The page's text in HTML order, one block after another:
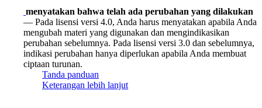
menyatakan bahwa telah ada perubahan yang dilakukan
— Pada lisensi versi 4.0, Anda harus menyatakan apabila Anda
mengubah materi yang digunakan dan mengindikasikan
perubahan sebelumnya. Pada lisensi versi 3.0 dan sebelumnya,
indikasi perubahan hanya diperlukan apabila Anda membuat
ciptaan turunan.
Tanda panduan
Keterangan lebih lanjut